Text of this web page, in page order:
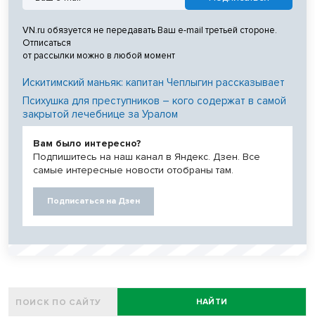
VN.ru обязуется не передавать Ваш e-mail третьей стороне.
Отписаться
от рассылки можно в любой момент
Искитимский маньяк: капитан Чеплыгин рассказывает
Психушка для преступников – кого содержат в самой
закрытой лечебнице за Уралом
Вам было интересно?
Подпишитесь на наш канал в Яндекс. Дзен. Все
самые интересные новости отобраны там.
Подписаться на Дзен
НАЙТИ